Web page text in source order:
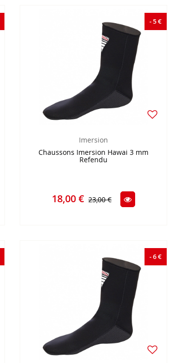
- 5 €
Imersion
Chaussons Imersion Hawai 3 mm
Refendu
18,00 € 23,00 €
- 6 €